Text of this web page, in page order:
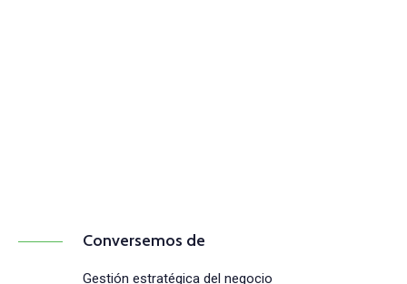
Conversemos de
Gestión estratégica del negocio